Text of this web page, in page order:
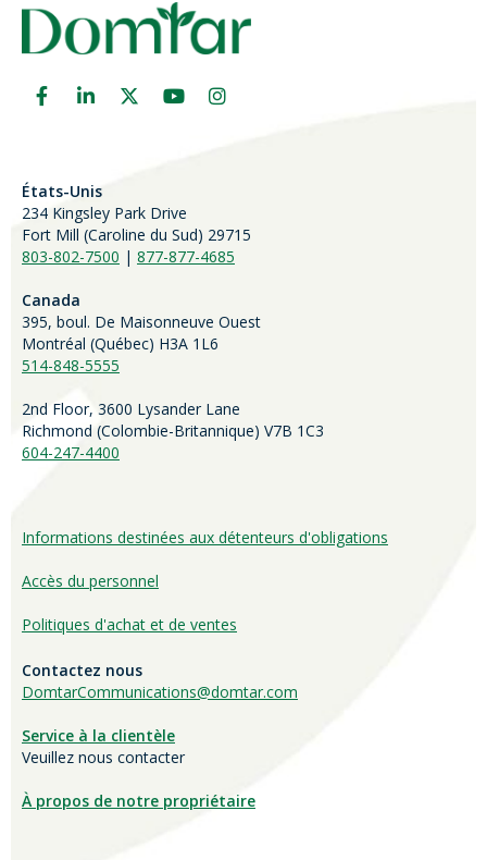
États-Unis
234 Kingsley Park Drive
Fort Mill (Caroline du Sud) 29715
803-802-7500 | 877-877-4685
Canada
395, boul. De Maisonneuve Ouest
Montréal (Québec) H3A 1L6
514-848-5555
2nd Floor, 3600 Lysander Lane
Richmond (Colombie-Britannique) V7B 1C3
604-247-4400
Informations destinées aux détenteurs d'obligations
Accès du personnel
Politiques d'achat et de ventes
Contactez nous
DomtarCommunications@domtar.com
Service à la clientèle
Veuillez nous contacter
À propos de notre propriétaire